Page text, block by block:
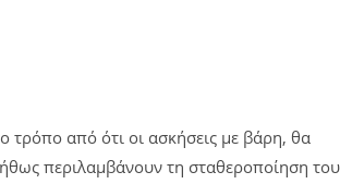
τρόπο από ότι οι ασκήσεις με βάρη, θα
περιλαμβάνουν τη σταθεροποίηση του